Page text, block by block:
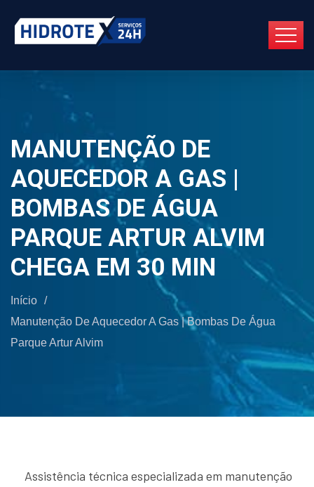
MANUTENÇÃO DE
AQUECEDOR A GAS |
BOMBAS DE ÁGUA
PARQUE ARTUR ALVIM
CHEGA EM 30 MIN
Início /
Manutenção De Aquecedor A Gas | Bombas De Água
Parque Artur Alvim
Assistência técnica especializada em manutenção